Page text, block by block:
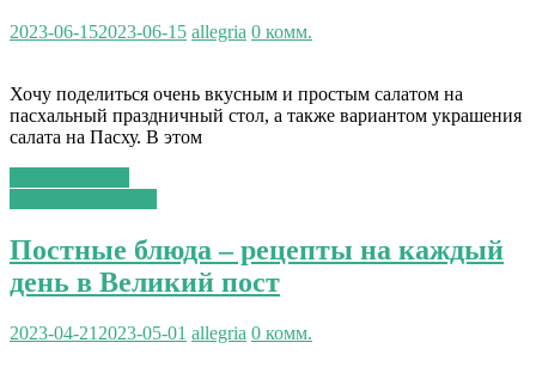
2023-06-152023-06-15 allegria 0 комм.
Хочу поделиться очень вкусным и простым салатом на
пасхальный праздничный стол, а также вариантом украшения
салата на Пасху. В этом
Постные блюда – рецепты на каждый
день в Великий пост
2023-04-21 2023-05-01 allegria 0 комм.